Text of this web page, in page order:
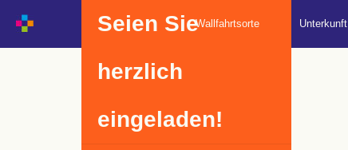
Seien Sie
herzlich
eingeladen!
Wallfahrtsorte Unterkunft